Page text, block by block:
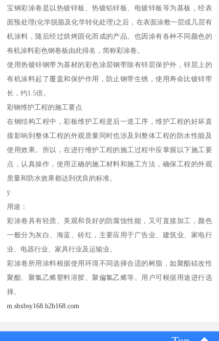
宝钢彩涂卷是以热镀锌板、热镀铝锌板、电镀锌板等为基板，经表
面预处理(化学脱脂及化学转化处理)之后，在表面涂敷一层或几层有
机涂料，随后经过烘烤固化而成的产品。也因涂有各种不同颜色的
有机涂料彩色钢卷板由此得名，简称彩涂卷。
使用热镀锌钢带为基材的彩色涂层钢带除有锌层保护外，锌层上的
有机涂料起了覆盖和保护作用，防止钢带生锈，使用寿命比镀锌带
长，约1.5倍。
彩钢维护工程的施工要点
在钢结构工程中，彩板维护工程是后一道工序，维护工程的好坏直
接影响到整体工程的外观质量同时也涉及到整体工程的防水性能及
使用效果。所以，在进行维护工程的施工过程中应掌握以下施工要
点，认真操作，使用正确的施工材料和施工方法，确保工程的外观
质量和防水效果都达到优良的标准。
ÿ
用途：
彩涂卷具有轻质、美观和良好的防腐蚀性能，又可直接加工，颜色
一般分为灰白、海蓝、砖红，主要应用于广告业、建筑业、家电行
业、电器行业、家具行业及运输业。
彩涂卷所用涂料根据使用环境不同选择合适的树脂，如聚酯硅改性
聚酯、聚氯乙烯塑料溶胶、聚偏氯乙烯等。用户可根据用途进行选
择。
m.shxbsy168.b2b168.com